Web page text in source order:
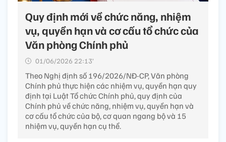
Quy định mới về chức năng, nhiệm
vụ, quyền hạn và cơ cấu tổ chức của
Văn phòng Chính phủ
01/06/2026 22:13’
Theo Nghị định số 196/2026/NĐ-CP, Văn phòng
Chính phủ thực hiện các nhiệm vụ, quyền hạn quy
định tại Luật Tổ chức Chính phủ, quy định của
Chính phủ về chức năng, nhiệm vụ, quyền hạn và
cơ cấu tổ chức của bộ, cơ quan ngang bộ và 15
nhiệm vụ, quyền hạn cụ thể.